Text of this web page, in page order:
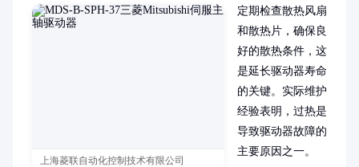
上海菱联自动化控制技术有限公司
定期检查散热风扇
和散热片，确保良
好的散热条件，这
是延长驱动器寿命
的关键。实际维护
经验表明，过热是
导致驱动器故障的
主要原因之一。